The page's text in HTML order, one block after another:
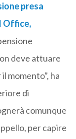
presa
Office,
deve attuare
momento”, ha
di
comunque
per capire